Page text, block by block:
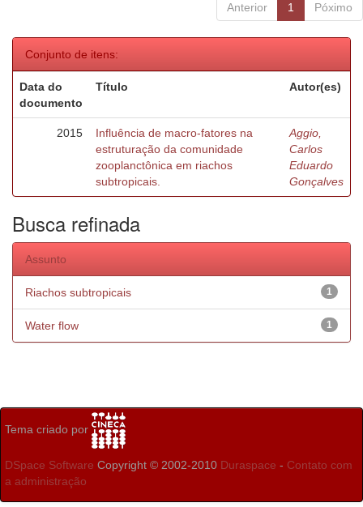
Anterior 1 Póximo
Conjunto de itens:
Data do
documento
Título Autor(es)
2015
Influência de macro-fatores na
estruturação da comunidade
zooplanctônica em riachos
subtropicais.
Aggio,
Carlos
Eduardo
Gonçalves
Busca refinada
Assunto
1
Riachos subtropicais
1
Water flow
Tema criado por
DSpace Software Copyright © 2002-2010 Duraspace - Contato com
a administração